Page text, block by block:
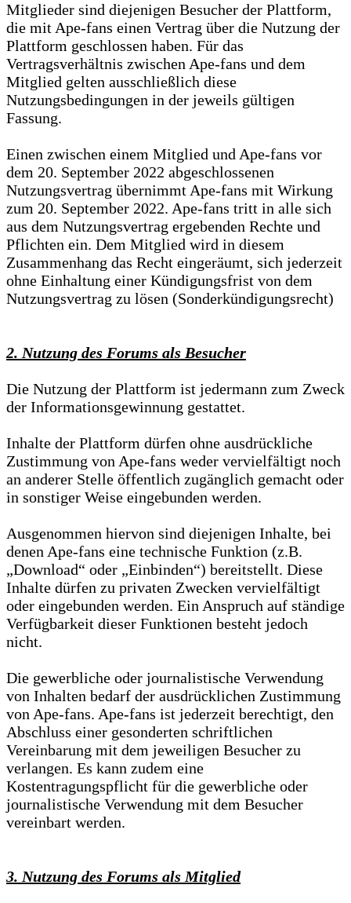
Mitglieder sind diejenigen Besucher der Plattform,
die mit Ape-fans einen Vertrag über die Nutzung der
Plattform geschlossen haben. Für das
Vertragsverhältnis zwischen Ape-fans und dem
Mitglied gelten ausschließlich diese
Nutzungsbedingungen in der jeweils gültigen
Fassung.
Einen zwischen einem Mitglied und Ape-fans vor
dem 20. September 2022 abgeschlossenen
Nutzungsvertrag übernimmt Ape-fans mit Wirkung
zum 20. September 2022. Ape-fans tritt in alle sich
aus dem Nutzungsvertrag ergebenden Rechte und
Pflichten ein. Dem Mitglied wird in diesem
Zusammenhang das Recht eingeräumt, sich jederzeit
ohne Einhaltung einer Kündigungsfrist von dem
Nutzungsvertrag zu lösen (Sonderkündigungsrecht)
2. Nutzung des Forums als Besucher
Die Nutzung der Plattform ist jedermann zum Zweck
der Informationsgewinnung gestattet.
Inhalte der Plattform dürfen ohne ausdrückliche
Zustimmung von Ape-fans weder vervielfältigt noch
an anderer Stelle öffentlich zugänglich gemacht oder
in sonstiger Weise eingebunden werden.
Ausgenommen hiervon sind diejenigen Inhalte, bei
denen Ape-fans eine technische Funktion (z.B.
„Download“ oder „Einbinden“) bereitstellt. Diese
Inhalte dürfen zu privaten Zwecken vervielfältigt
oder eingebunden werden. Ein Anspruch auf ständige
Verfügbarkeit dieser Funktionen besteht jedoch
nicht.
Die gewerbliche oder journalistische Verwendung
von Inhalten bedarf der ausdrücklichen Zustimmung
von Ape-fans. Ape-fans ist jederzeit berechtigt, den
Abschluss einer gesonderten schriftlichen
Vereinbarung mit dem jeweiligen Besucher zu
verlangen. Es kann zudem eine
Kostentragungspflicht für die gewerbliche oder
journalistische Verwendung mit dem Besucher
vereinbart werden.
3. Nutzung des Forums als Mitglied